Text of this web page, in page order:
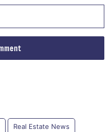
Real Estate News